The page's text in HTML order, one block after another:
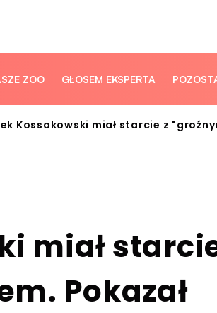
ZOO GŁOSEM EKSPERTA
Kossakowski miał starcie z
miał
Pokazał